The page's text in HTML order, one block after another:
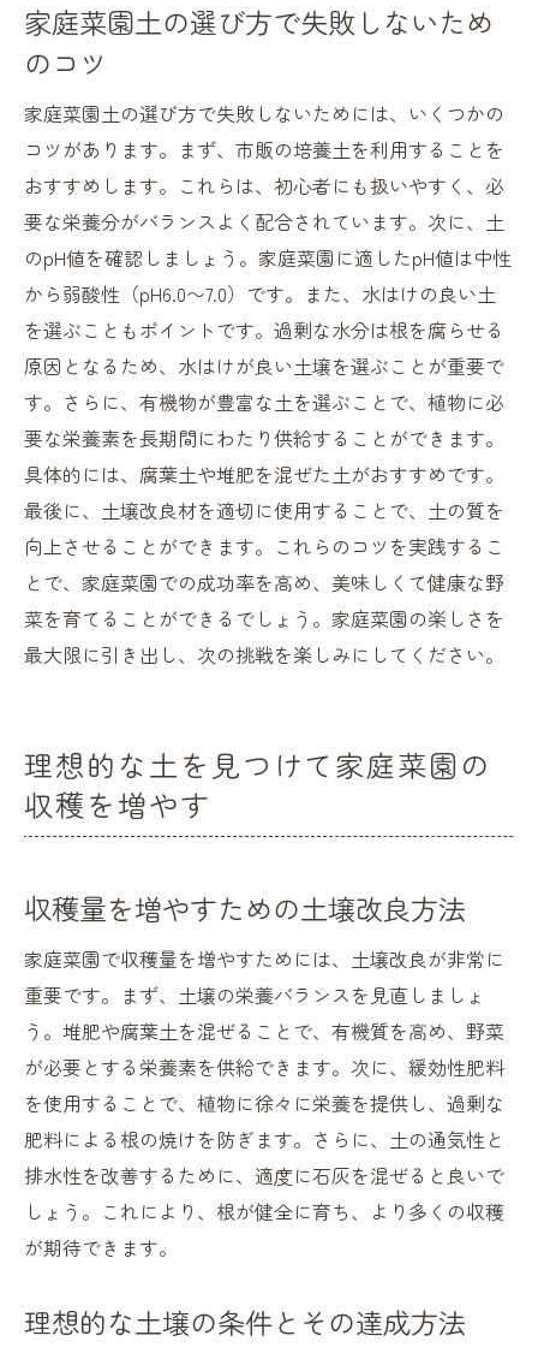
家庭菜園土の選び方で失敗しないため
のコツ
家庭菜園土の選び方で失敗しないためには、いくつかの
コツがあります。まず、市販の培養土を利用することを
おすすめします。これらは、初心者にも扱いやすく、必
要な栄養分がバランスよく配合されています。次に、土
のpH値を確認しましょう。家庭菜園に適したpH値は中性
から弱酸性（pH6.0〜7.0）です。また、水はけの良い土
を選ぶこともポイントです。過剰な水分は根を腐らせる
原因となるため、水はけが良い土壌を選ぶことが重要で
す。さらに、有機物が豊富な土を選ぶことで、植物に必
要な栄養素を長期間にわたり供給することができます。
具体的には、腐葉土や堆肥を混ぜた土がおすすめです。
最後に、土壌改良材を適切に使用することで、土の質を
向上させることができます。これらのコツを実践するこ
とで、家庭菜園での成功率を高め、美味しくて健康な野
菜を育てることができるでしょう。家庭菜園の楽しさを
最大限に引き出し、次の挑戦を楽しみにしてください。
理想的な土を見つけて家庭菜園の
収穫を増やす
収穫量を増やすための土壌改良方法
家庭菜園で収穫量を増やすためには、土壌改良が非常に
重要です。まず、土壌の栄養バランスを見直しましょ
う。堆肥や腐葉土を混ぜることで、有機質を高め、野菜
が必要とする栄養素を供給できます。次に、緩効性肥料
を使用することで、植物に徐々に栄養を提供し、過剰な
肥料による根の焼けを防ぎます。さらに、土の通気性と
排水性を改善するために、適度に石灰を混ぜると良いで
しょう。これにより、根が健全に育ち、より多くの収穫
が期待できます。
理想的な土壌の条件とその達成方法